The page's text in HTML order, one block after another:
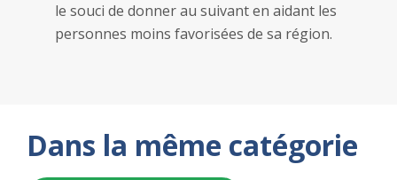
le souci de donner au suivant en aidant les
personnes moins favorisées de sa région.
Dans la même catégorie